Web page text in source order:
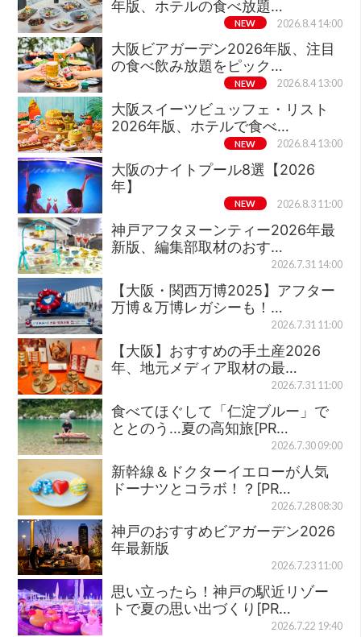
年版、ホテルの食べ放題…
NEW 2026.8.4 14:00
大阪ビアガーデン2026年版、注目
の食べ飲み放題をピック…
NEW 2026.8.4 13:00
大阪スイーツビュッフェ・リスト
2026年版、ホテルで食べ…
NEW 2026.8.4 13:00
大阪のナイトプール8選【2026
年】
NEW 2026.8.3 11:00
神戸アフタヌーンティー2026年最
新版、編集部取材のおす…
2026.7.31 14:00
【大阪・関西万博2025】アフター
万博＆万博レガシーも！…
2026.7.31 11:00
【大阪】おすすめの手土産2026
年、地元メディア取材の最…
2026.7.31 11:00
食べてほぐして「仁淀ブルー」で
ととのう…夏の高知旅[PR…
2026.7.30 09:00
新幹線＆ドクターイエローが人気
ドーナツとコラボ！？[PR…
2026.7.28 08:30
神戸のおすすめビアガーデン2026
年最新版
2026.7.23 11:00
思い立ったら！神戸の駅近リゾー
トで夏の思い出づくり[PR…
2026.7.22 19:40